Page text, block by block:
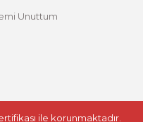
Unuttum
ile korunmaktadır.